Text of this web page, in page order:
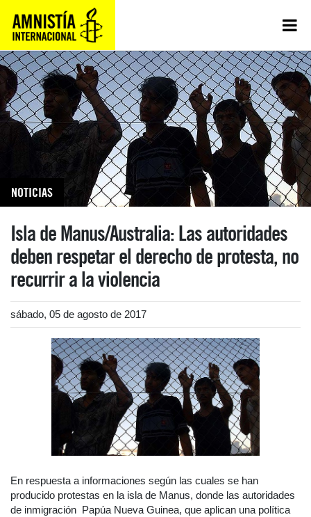
NOTICIAS
Isla de Manus/Australia: Las autoridades
deben respetar el derecho de protesta, no
recurrir a la violencia
sábado, 05 de agosto de 2017
En respuesta a informaciones según las cuales se han
producido protestas en la isla de Manus, donde las autoridades
de inmigración Papúa Nueva Guinea, que aplican una política